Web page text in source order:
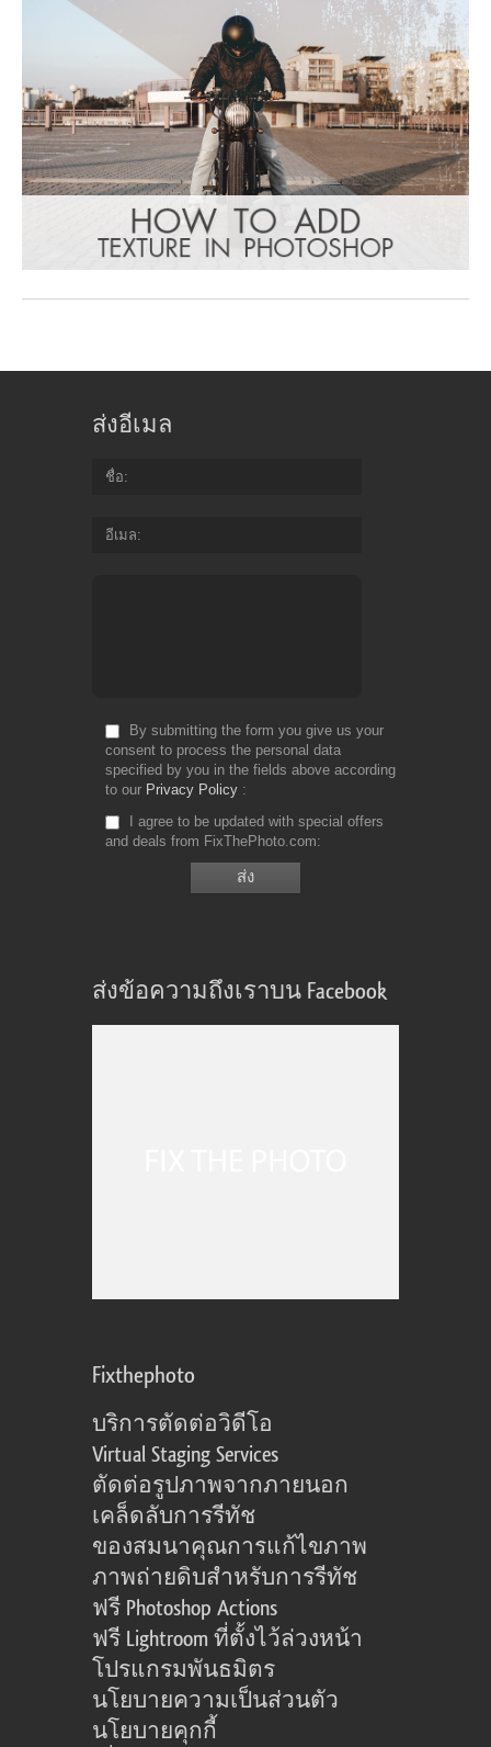
ส่งอีเมล
ชื่อ
อีเมล
By submitting the form you give us your
consent to process the personal data
specified by you in the fields above according
to our Privacy Policy
I agree to be updated with special offers
and deals from FixThePhoto.com
ส่งข้อความถึงเราบน Facebook
Fixthephoto
บริการตัดต่อวิดีโอ
Virtual Staging Services
ตัดต่อรูปภาพจากภายนอก
เคล็ดลับการรีทัช
ของสมนาคุณการแก้ไขภาพ
ภาพถ่ายดิบสำหรับการรีทัช
ฟรี Photoshop Actions
ฟรี Lightroom ที่ตั้งไว้ล่วงหน้า
โปรแกรมพันธมิตร
นโยบายความเป็นส่วนตัว
นโยบายคุกกี้